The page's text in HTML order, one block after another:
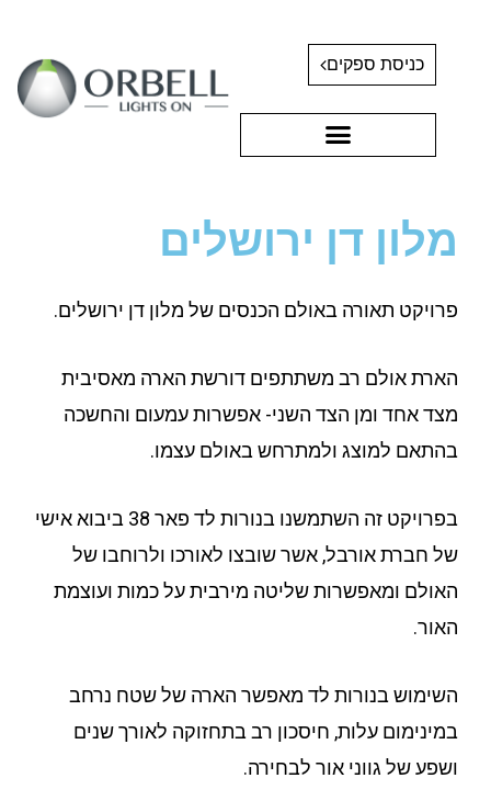
כניסת ספקים
מלון דן ירושלים
פרויקט תאורה באולם הכנסים של מלון דן ירושלים.
הארת אולם רב משתתפים דורשת הארה מאסיבית
מצד אחד ומן הצד השני- אפשרות עמעום והחשכה
בהתאם למוצג ולמתרחש באולם עצמו.
בפרויקט זה השתמשנו בנורות לד פאר 38 ביבוא אישי
של חברת אורבל, אשר שובצו לאורכו ולרוחבו של
האולם ומאפשרות שליטה מירבית על כמות ועוצמת
האור.
השימוש בנורות לד מאפשר הארה של שטח נרחב
במינימום עלות, חיסכון רב בתחזוקה לאורך שנים
ושפע של גווני אור לבחירה.